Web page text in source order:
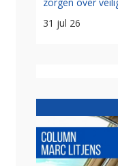
31 jul 26